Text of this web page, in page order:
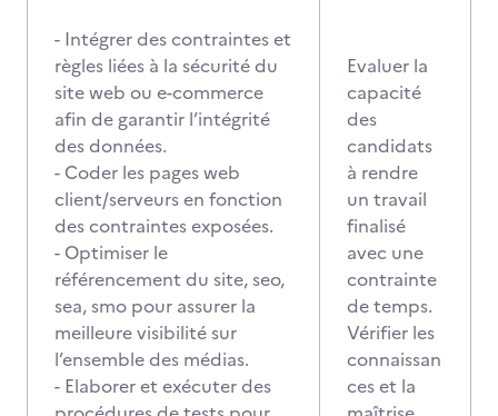
- Intégrer des contraintes et
règles liées à la sécurité du
site web ou e-commerce
afin de garantir l’intégrité
des données.
- Coder les pages web
client/serveurs en fonction
des contraintes exposées.
- Optimiser le
référencement du site, seo,
sea, smo pour assurer la
meilleure visibilité sur
l’ensemble des médias.
- Elaborer et exécuter des
Evaluer la
capacité
des
candidats
à rendre
un travail
finalisé
avec une
contrainte
de temps.
Vérifier les
connaissan
ces et la